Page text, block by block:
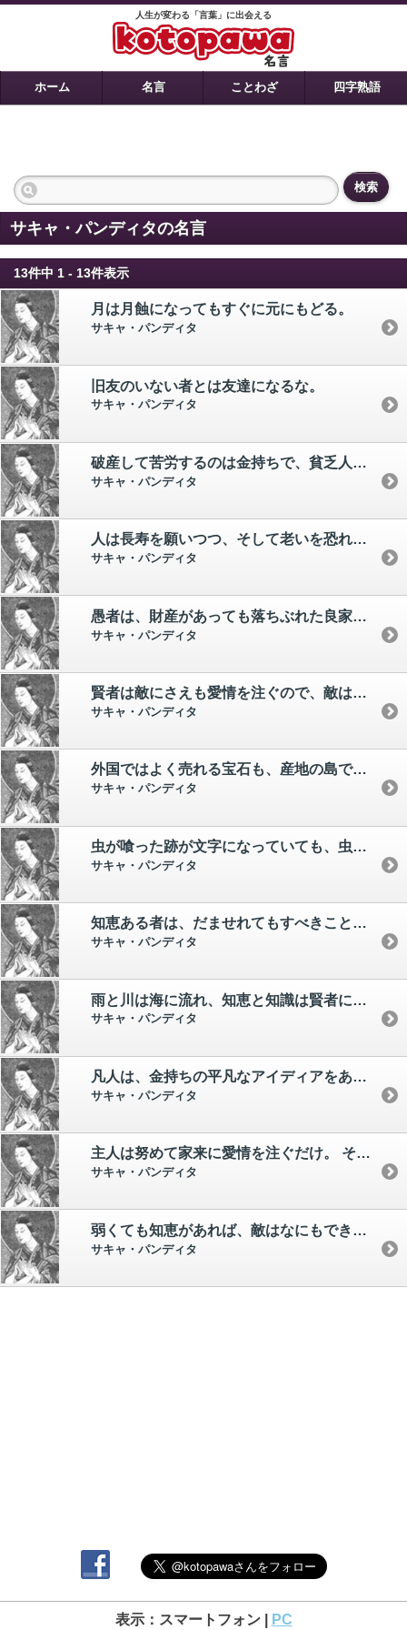
人生が変わる「言葉」に出会える
ホーム 名言 ことわざ 四字熟語
検索
サキャ・パンディタの名言
13件中 1 - 13件表示
月は月蝕になってもすぐに元にもどる。
サキャ・パンディタ
旧友のいない者とは友達になるな。
サキャ・パンディタ
破産して苦労するのは金持ちで、貧乏人は気楽に暮らす。
サキャ・パンディタ
人は長寿を願いつつ、そして老いを恐れる。
サキャ・パンディタ
愚者は、財産があっても落ちぶれた良家の者に威圧される。
サキャ・パンディタ
賢者は敵にさえも愛情を注ぐので、敵はその支配下に入る。
サキャ・パンディタ
外国ではよく売れる宝石も、産地の島では売れない。
サキャ・パンディタ
虫が喰った跡が文字になっていても、虫が書道家になったわけではない。
サキャ・パンディタ
知恵ある者は、だませれてもすべきことは見失わない。
サキャ・パンディタ
雨と川は海に流れ、知恵と知識は賢者に集まる。
サキャ・パンディタ
凡人は、金持ちの平凡なアイディアをありがたがり、貧乏人の画期的なアイディアを鼻で笑う。
サキャ・パンディタ
主人は努めて家来に愛情を注ぐだけ。 それだけで家来は主人に従う。
サキャ・パンディタ
弱くても知恵があれば、敵はなにもできない。
サキャ・パンディタ
表示：スマートフォン | PC